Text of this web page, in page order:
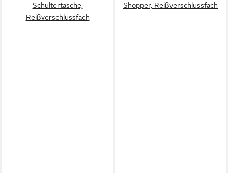
Schultertasche,
Reißverschlussfach
Shopper, Reißverschlussfach